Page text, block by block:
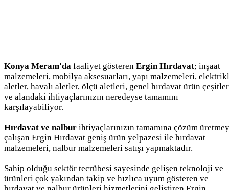
Konya Meram'da faaliyet gösteren Ergin Hırdavat; inşaat
malzemeleri, mobilya aksesuarları, yapı malzemeleri,
aletler, havalı aletler, ölçü aletleri, genel hırdavat ürün
ve alandaki ihtiyaçlarınızın neredeyse tamamını
karşılayabiliyor.
Hırdavat ve nalbur ihtiyaçlarınızın tamamına çözüm
çalışan Ergin Hırdavat geniş ürün yelpazesi ile hırdavat
malzemeleri, nalbur malzemeleri satışı yapmaktadır.
Sahip olduğu sektör tecrübesi sayesinde gelişen teknoloji ve
ürünleri çok yakından takip ve hızlıca uyum gösteren ve